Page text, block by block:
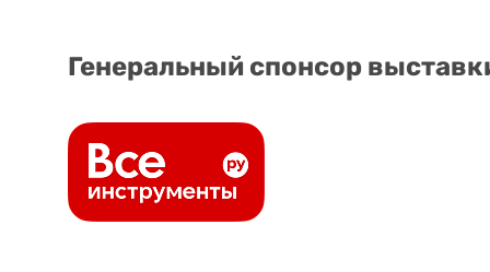
Генеральный спонсор